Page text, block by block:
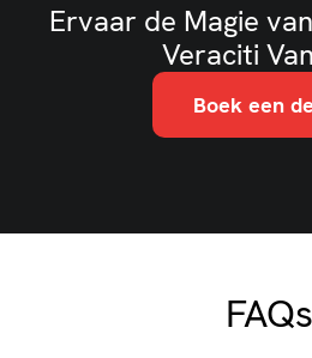
Ervaar de Magie
Veraciti
Boek een
FAQs